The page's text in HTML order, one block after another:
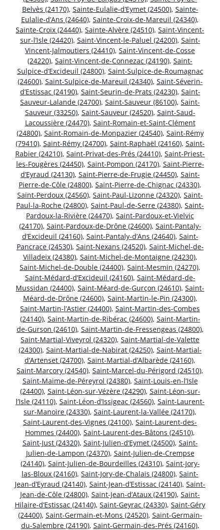
Belvès (24170), Sainte-Eulalie-d’Eymet (24500), Sainte-
Eulalie-d’Ans (24640), Sainte-Croix-de-Mareuil (24340),
Sainte-Croix (24440), Sainte-Alvère (24510), Saint-Vincent-
sur-l’Isle (24420), Saint-Vincent-le-Paluel (24200), Saint-
Vincent-Jalmoutiers (24410), Saint-Vincent-de-Cosse
(24220), Saint-Vincent-de-Connezac (24190), Saint-
Sulpice-d’Excideuil (24800), Saint-Sulpice-de-Roumagnac
(24600), Saint-Sulpice-de-Mareuil (24340), Saint-Séverin-
d’Estissac (24190), Saint-Seurin-de-Prats (24230), Saint-
Sauveur-Lalande (24700), Saint-Sauveur (86100), Saint-
Sauveur (33250), Saint-Sauveur (24520), Saint-Saud-
Lacoussière (24470), Saint-Romain-et-Saint-Clément
(24800), Saint-Romain-de-Monpazier (24540), Saint-Rémy
(79410), Saint-Rémy (24700), Saint-Raphaël (24160), Saint-
Rabier (24210), Saint-Privat-des-Prés (24410), Saint-Priest-
les-Fougères (24450), Saint-Pompon (24170), Saint-Pierre-
d’Eyraud (24130), Saint-Pierre-de-Frugie (24450), Saint-
Pierre-de-Côle (24800), Saint-Pierre-de-Chignac (24330),
Saint-Perdoux (24560), Saint-Paul-Lizonne (24320), Saint-
Paul-la-Roche (24800), Saint-Paul-de-Serre (24380), Saint-
Pardoux-la-Rivière (24470), Saint-Pardoux-et-Vielvic
(24170), Saint-Pardoux-de-Drône (24600), Saint-Pantaly-
d’Excideuil (24160), Saint-Pantaly-d’Ans (24640), Saint-
Pancrace (24530), Saint-Nexans (24520), Saint-Michel-de-
Villadeix (24380), Saint-Michel-de-Montaigne (24230),
Saint-Michel-de-Double (24400), Saint-Mesmin (24270),
Saint-Médard-d’Excideuil (24160), Saint-Médard-de-
Mussidan (24400), Saint-Méard-de-Gurçon (24610), Saint-
Méard-de-Drône (24600), Saint-Martin-le-Pin (24300),
Saint-Martin-l’Astier (24400), Saint-Martin-des-Combes
(24140), Saint-Martin-de-Ribérac (24600), Saint-Martin-
de-Gurson (24610), Saint-Martin-de-Fressengeas (24800),
Saint-Martial-Viveyrol (24320), Saint-Martial-de-Valette
(24300), Saint-Martial-de-Nabirat (24250), Saint-Martial-
d’Artenset (24700), Saint-Martial-d’Albarède (24160),
Saint-Marcory (24540), Saint-Marcel-du-Périgord (24510),
Saint-Maime-de-Péreyrol (24380), Saint-Louis-en-l’Isle
(24400), Saint-Léon-sur-Vézère (24290), Saint-Léon-sur-
l’Isle (24110), Saint-Léon-d’Issigeac (24560), Saint-Laurent-
sur-Manoire (24330), Saint-Laurent-la-Vallée (24170),
Saint-Laurent-des-Vignes (24100), Saint-Laurent-des-
Hommes (24400), Saint-Laurent-des-Bâtons (24510),
Saint-Just (24320), Saint-Julien-d’Eymet (24500), Saint-
Julien-de-Lampon (24370), Saint-Julien-de-Crempse
(24140), Saint-Julien-de-Bourdeilles (24310), Saint-Jory-
las-Bloux (24160), Saint-Jory-de-Chalais (24800), Saint-
Jean-d’Eyraud (24140), Saint-Jean-d’Estissac (24140), Saint-
Jean-de-Côle (24800), Saint-Jean-d’Ataux (24190), Saint-
Hilaire-d’Estissac (24140), Saint-Geyrac (24330), Saint-Géry
(24400), Saint-Germain-et-Mons (24520), Saint-Germain-
du-Salembre (24190), Saint-Germain-des-Prés (24160),